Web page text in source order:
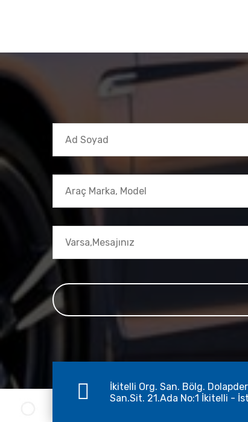
İkitelli Org. San. Bölg.
San.Sit. 21.Ada No:1 İkitelli -